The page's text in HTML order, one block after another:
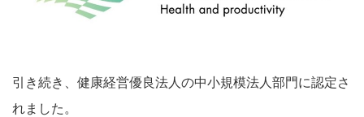
引き続き、健康経営優良法人の中小規模法人部門に認定さ
れました。